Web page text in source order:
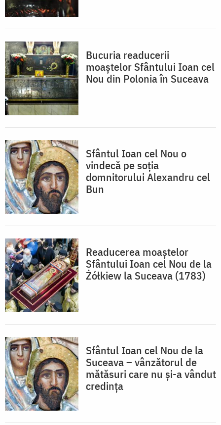
Bucuria readucerii
moaștelor Sfântului Ioan cel
Nou din Polonia în Suceava
Sfântul Ioan cel Nou o
vindecă pe soția
domnitorului Alexandru cel
Bun
Readucerea moaștelor
Sfântului Ioan cel Nou de la
Żółkiew la Suceava (1783)
Sfântul Ioan cel Nou de la
Suceava – vânzătorul de
mătăsuri care nu și-a vândut
credința